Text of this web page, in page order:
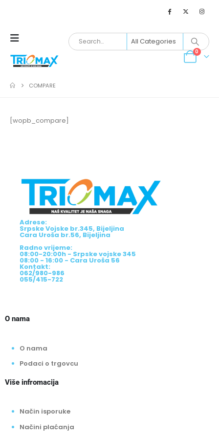
0
COMPARE
[wopb_compare]
Adrese:
Srpske Vojske br.345, Bijeljina
Cara Uroša br.56, Bijeljina
Radno vrijeme:
08:00-20:00h - Srpske vojske 345
08:00 - 16:00 - Cara Uroša 56
Kontakt:
062/980-986
055/415-722
O nama
O nama
Podaci o trgovcu
Više infromacija
Način isporuke
Načini plaćanja